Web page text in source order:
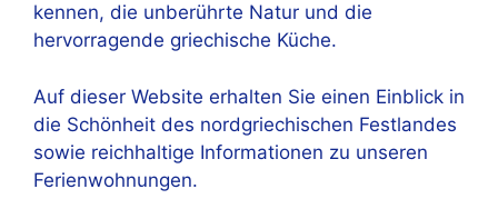
kennen, die unberührte Natur und die
hervorragende griechische Küche.
Auf dieser Website erhalten Sie einen Einblick in
die Schönheit des nordgriechischen Festlandes
sowie reichhaltige Informationen zu unseren
Ferienwohnungen.